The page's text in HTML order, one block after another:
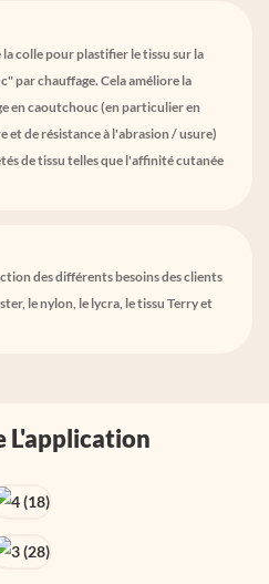
colle pour plastifier le tissu sur la
par chauffage. Cela améliore la
en caoutchouc (en particulier en
et de résistance à l'abrasion / usure)
de tissu telles que l'affinité cutanée
des différents besoins des clients
le nylon, le lycra, le tissu Terry et
L'application